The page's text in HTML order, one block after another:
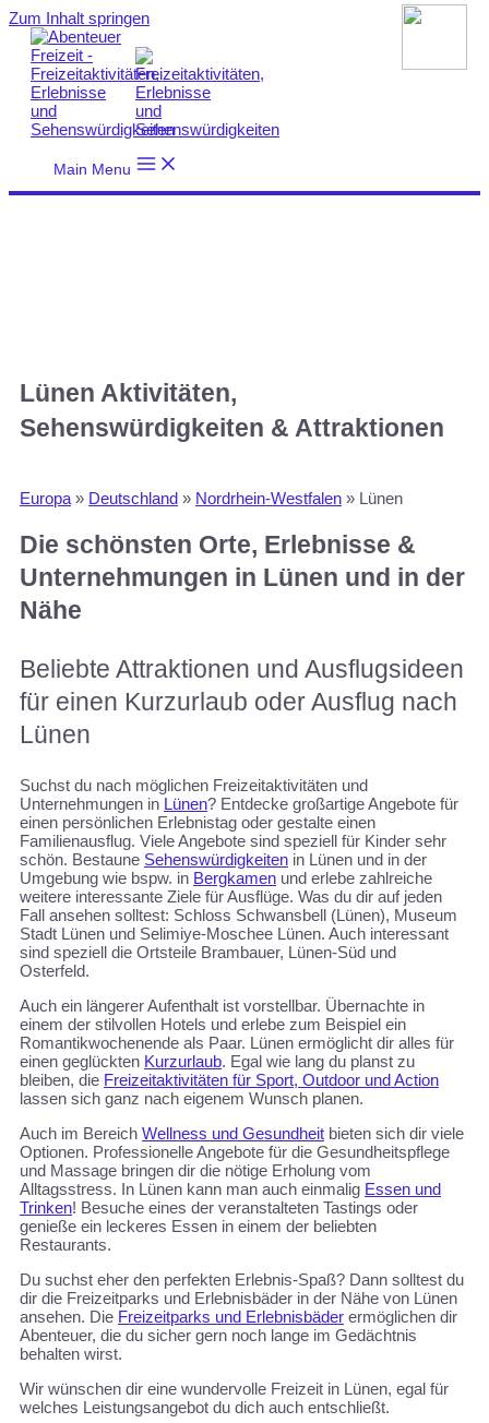
Zum Inhalt springen
Main Menu
Lünen Aktivitäten,
Sehenswürdigkeiten & Attraktionen
Europa » Deutschland » Nordrhein-Westfalen » Lünen
Die schönsten Orte, Erlebnisse &
Unternehmungen in Lünen und in der
Nähe
Beliebte Attraktionen und Ausflugsideen
für einen Kurzurlaub oder Ausflug nach
Lünen
Suchst du nach möglichen Freizeitaktivitäten und
Unternehmungen in Lünen? Entdecke großartige Angebote für
einen persönlichen Erlebnistag oder gestalte einen
Familienausflug. Viele Angebote sind speziell für Kinder sehr
schön. Bestaune Sehenswürdigkeiten in Lünen und in der
Umgebung wie bspw. in Bergkamen und erlebe zahlreiche
weitere interessante Ziele für Ausflüge. Was du dir auf jeden
Fall ansehen solltest: Schloss Schwansbell (Lünen), Museum
Stadt Lünen und Selimiye-Moschee Lünen. Auch interessant
sind speziell die Ortsteile Brambauer, Lünen-Süd und
Osterfeld.
Auch ein längerer Aufenthalt ist vorstellbar. Übernachte in
einem der stilvollen Hotels und erlebe zum Beispiel ein
Romantikwochenende als Paar. Lünen ermöglicht dir alles für
einen geglückten Kurzurlaub. Egal wie lang du planst zu
bleiben, die Freizeitaktivitäten für Sport, Outdoor und Action
lassen sich ganz nach eigenem Wunsch planen.
Auch im Bereich Wellness und Gesundheit bieten sich dir viele
Optionen. Professionelle Angebote für die Gesundheitspflege
und Massage bringen dir die nötige Erholung vom
Alltagsstress. In Lünen kann man auch einmalig Essen und
Trinken! Besuche eines der veranstalteten Tastings oder
genieße ein leckeres Essen in einem der beliebten
Restaurants.
Du suchst eher den perfekten Erlebnis-Spaß? Dann solltest du
dir die Freizeitparks und Erlebnisbäder in der Nähe von Lünen
ansehen. Die Freizeitparks und Erlebnisbäder ermöglichen dir
Abenteuer, die du sicher gern noch lange im Gedächtnis
behalten wirst.
Wir wünschen dir eine wundervolle Freizeit in Lünen, egal für
welches Leistungsangebot du dich auch entschließt.